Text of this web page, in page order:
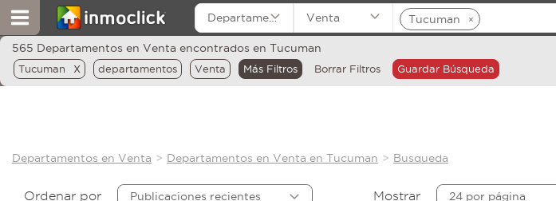
Departamentos Venta Tucuman ×
565 Departamentos en Venta encontrados en Tucuman
Tucuman x departamentos Venta Más Filtros Borrar Filtros Guardar Búsqueda
Departamentos en Venta Departamentos en Venta en Tucuman Busqueda
Ordenar por Publicaciones recientes Mostrar 24 por página